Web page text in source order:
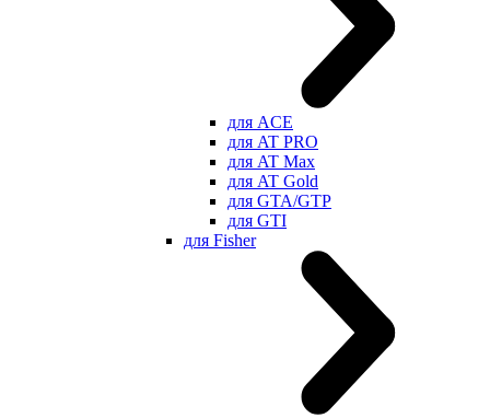
для ACE
для AT PRO
для AT Max
для AT Gold
для GTA/GTP
для GTI
для Fisher